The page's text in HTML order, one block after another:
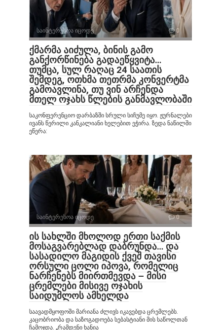
საინტერესოა იცოდე 0
ქმარმა აიძულა, ბინის გამო
განქორწინება გადაეწყვიტა…
თუმცა, სულ რაღაც 24 საათის
შემდეგ, ოთხმა თეთრმა კონვერტმა
გამოავლინა, თუ ვინ არჩენდა
მთელ ოჯახს წლების განმავლობაში
საკონფერენციო დარბაზში სრული სიჩუმე იყო. ჟურნალები
ივანს წერილი კანკალიანი ხელებით ეჭირა. ზედა ნაწილში
ეწერა:
საინტერესოა იცოდე 0
ის სახლში მხოლოდ ერთი საქმის
მოსაგვარებლად დაბრუნდა… და
სასადილო მაგიდის ქვეშ თავისი
ორსული ცოლი იპოვა, რომელიც
ნარჩენებს მიირთმევდა – მისი
ცრემლები მისივე ოჯახის
საიდუმლოს ამხელდა
საავადმყოფოში მარიანა ძლივს იკავებდა ცრემლებს.
კაცობრიობა და საზოგადოება სებასტიანი მის საწოლთან
ჩამოჯდა. „რამდენი ხანია